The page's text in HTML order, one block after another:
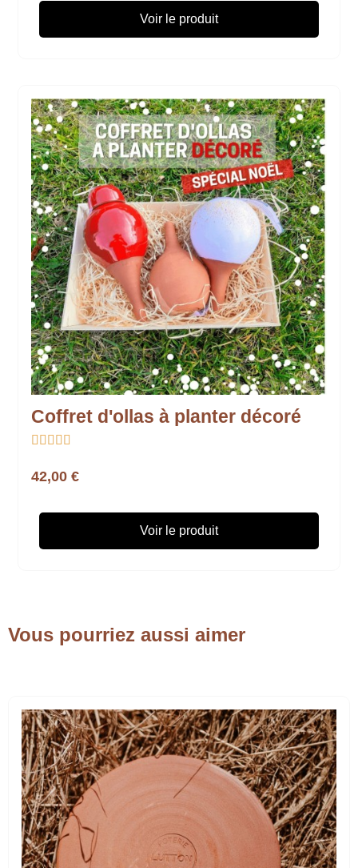
Voir le produit
Coffret d'ollas à planter décoré
    
42,00 €
Voir le produit
Vous pourriez aussi aimer